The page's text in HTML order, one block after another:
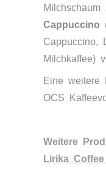
Milchschaum
Cappuccino
Cappuccino,
Milchkaffee)
Eine weitere
OCS
Weitere
Lirika